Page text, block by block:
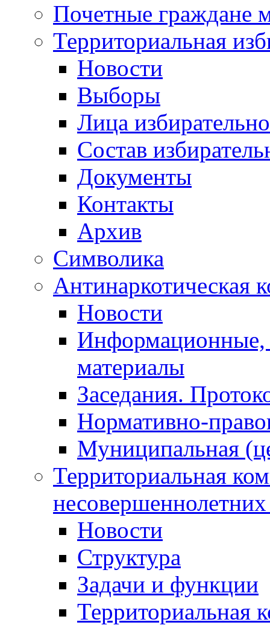
Почетные граждане
Территориальная
Новости
Выборы
Лица
Состав
Документы
Контакты
Архив
Символика
Антинаркотическая
Новости
Информационные,
материалы
Заседания.
Нормативно-
Муниципальная
Территориальная
Новости
Структура
Задачи и функции
Территориальная